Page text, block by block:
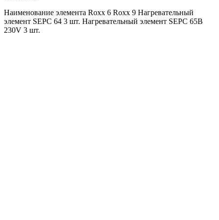
Наименование элемента Roxx 6 Roxx 9 Нагревательный
элемент SEPC 64 3 шт. Нагревательный элемент SEPC 65B
230V 3 шт.